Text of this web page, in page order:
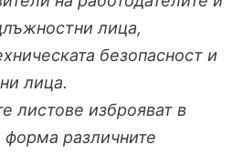
лица,
безопасност и
лица.
листове изброяват в
форма различните